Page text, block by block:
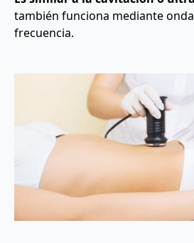
también funciona mediante
frecuencia.